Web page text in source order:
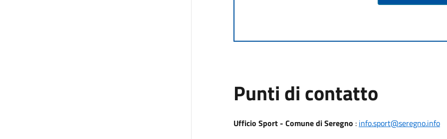
Punti di contatto
Ufficio Sport - Comune di Seregno : info.sport@seregno.info